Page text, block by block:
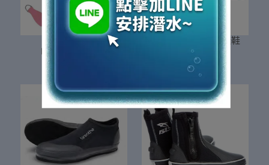
OMS Slipstream
Monoprene 蛙鞋
TUSA Solla 複合式蛙鞋
NT$4,250